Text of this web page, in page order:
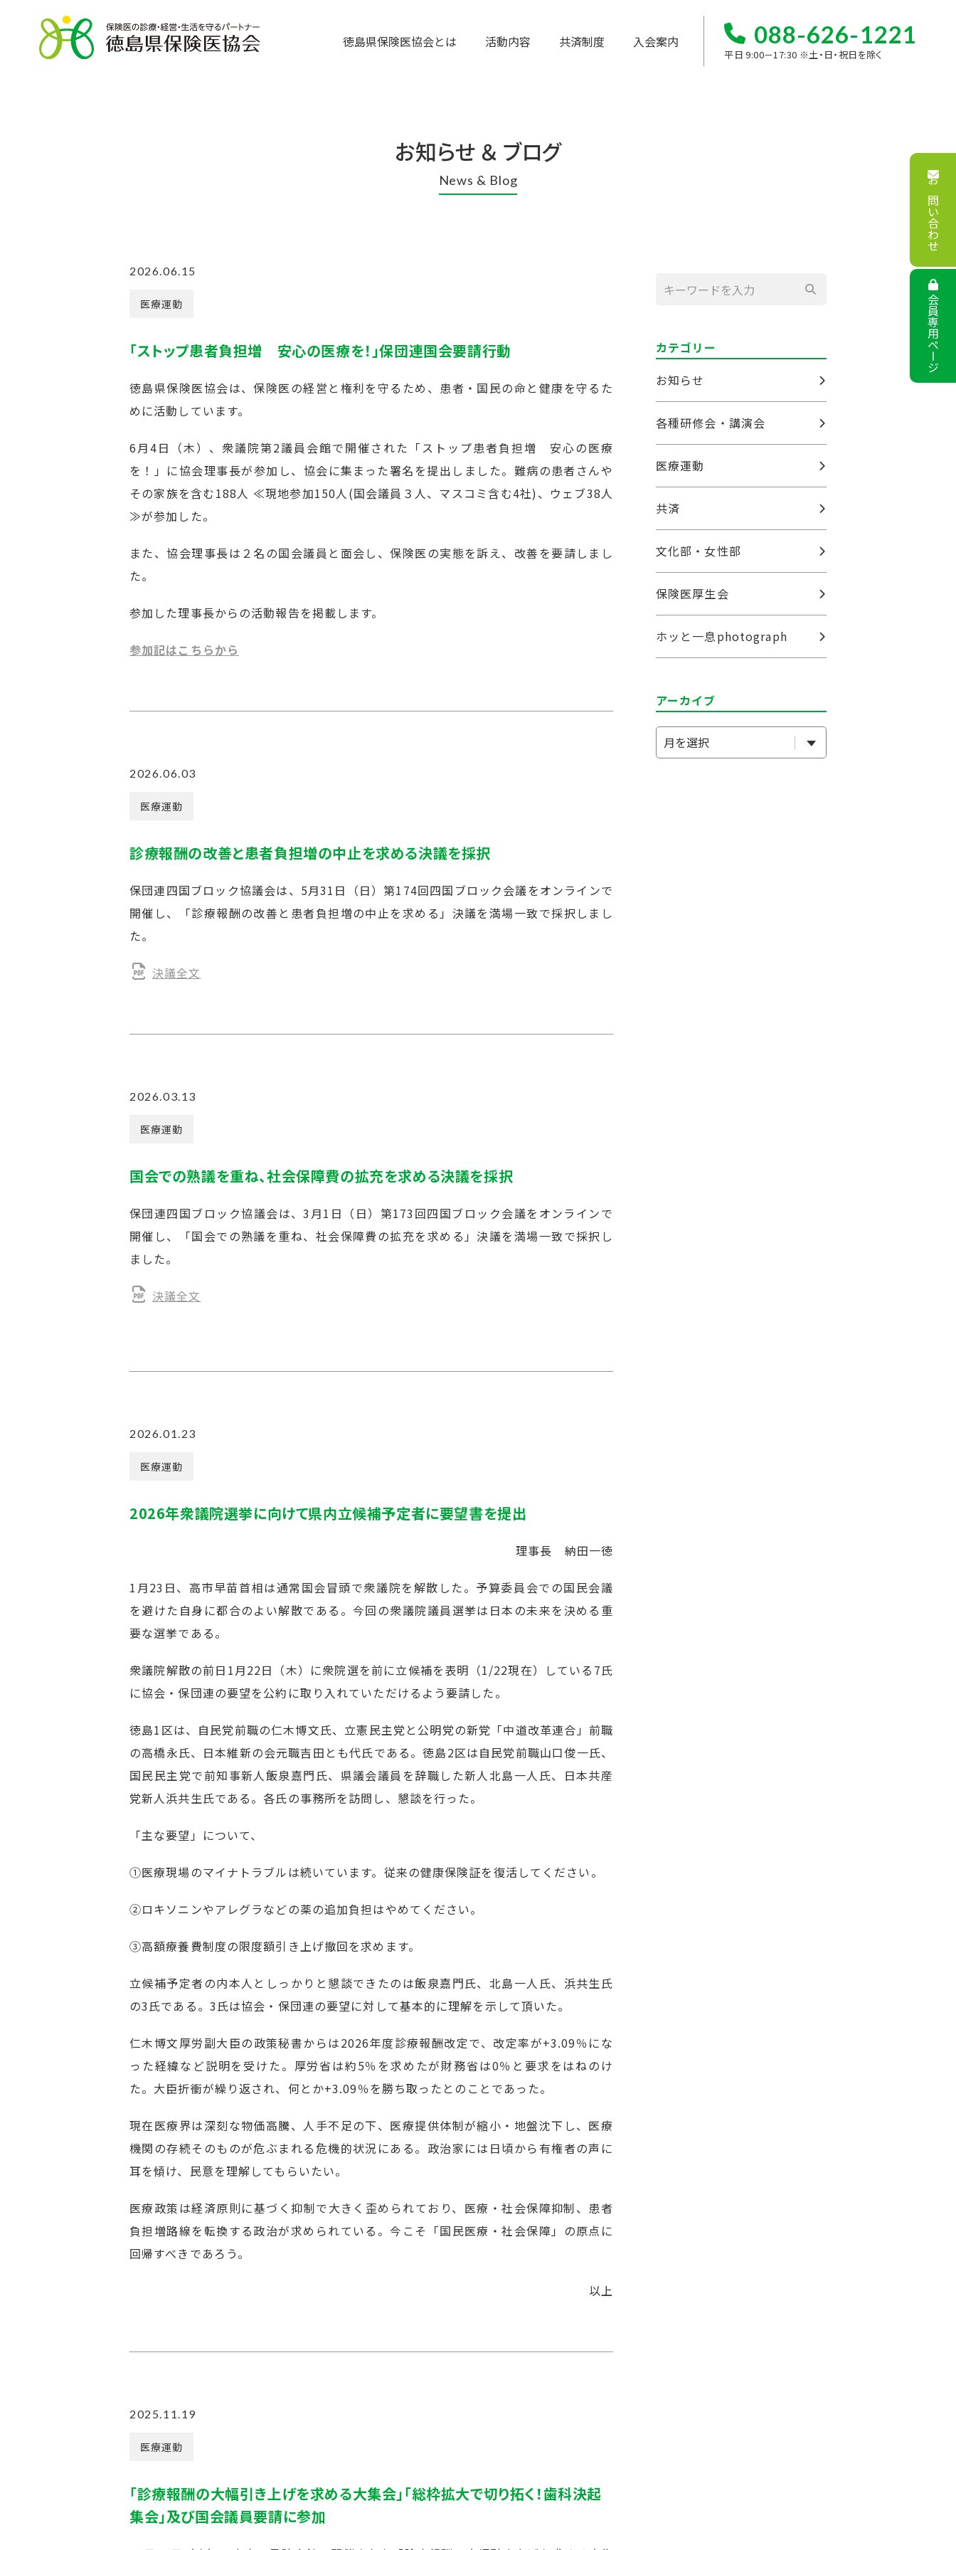
徳島県保険医協会とは 活動内容 共済制度 入会案内 088-626-1221
平日 9:00－17:30 ※土・日・祝日を除く
お知らせ ＆ ブログ
News & Blog
2026.06.15
医療運動
「ストップ患者負担増 安心の医療を！」保団連国会要請行動
徳島県保険医協会は、保険医の経営と権利を守るため、患者・国民の命と健康を守るた
めに活動しています。
6月4日（木）、衆議院第2議員会館で開催された「ストップ患者負担増 安心の医療
を！」に協会理事長が参加し、協会に集まった署名を提出しました。難病の患者さんや
その家族を含む188人 ≪現地参加150人(国会議員３人、マスコミ含む4社)、ウェブ38人
≫が参加した。
また、協会理事長は２名の国会議員と面会し、保険医の実態を訴え、改善を要請しまし
た。
参加した理事長からの活動報告を掲載します。
参加記はこちらから
2026.06.03
医療運動
診療報酬の改善と患者負担増の中止を求める決議を採択
保団連四国ブロック協議会は、5月31日（日）第174回四国ブロック会議をオンラインで
開催し、「診療報酬の改善と患者負担増の中止を求める」決議を満場一致で採択しまし
た。
決議全文
2026.03.13
医療運動
国会での熟議を重ね、社会保障費の拡充を求める決議を採択
保団連四国ブロック協議会は、3月1日（日）第173回四国ブロック会議をオンラインで
開催し、「国会での熟議を重ね、社会保障費の拡充を求める」決議を満場一致で採択し
ました。
決議全文
2026.01.23
医療運動
2026年衆議院選挙に向けて県内立候補予定者に要望書を提出
理事長 納田一徳
1月23日、高市早苗首相は通常国会冒頭で衆議院を解散した。予算委員会での国民会議
を避けた自身に都合のよい解散である。今回の衆議院議員選挙は日本の未来を決める重
要な選挙である。
衆議院解散の前日1月22日（木）に衆院選を前に立候補を表明（1/22現在）している7氏
に協会・保団連の要望を公約に取り入れていただけるよう要請した。
徳島1区は、自民党前職の仁木博文氏、立憲民主党と公明党の新党「中道改革連合」前職
の高橋永氏、日本維新の会元職吉田とも代氏である。徳島2区は自民党前職山口俊一氏、
国民民主党で前知事新人飯泉嘉門氏、県議会議員を辞職した新人北島一人氏、日本共産
党新人浜共生氏である。各氏の事務所を訪問し、懇談を行った。
「主な要望」について、
①医療現場のマイナトラブルは続いています。従来の健康保険証を復活してください。
②ロキソニンやアレグラなどの薬の追加負担はやめてください。
③高額療養費制度の限度額引き上げ撤回を求めます。
立候補予定者の内本人としっかりと懇談できたのは飯泉嘉門氏、北島一人氏、浜共生氏
の3氏である。3氏は協会・保団連の要望に対して基本的に理解を示して頂いた。
仁木博文厚労副大臣の政策秘書からは2026年度診療報酬改定で、改定率が+3.09％にな
った経緯など説明を受けた。厚労省は約5％を求めたが財務省は0％と要求をはねのけ
た。大臣折衝が繰り返され、何とか+3.09％を勝ち取ったとのことであった。
現在医療界は深刻な物価高騰、人手不足の下、医療提供体制が縮小・地盤沈下し、医療
機関の存続そのものが危ぶまれる危機的状況にある。政治家には日頃から有権者の声に
耳を傾け、民意を理解してもらいたい。
医療政策は経済原則に基づく抑制で大きく歪められており、医療・社会保障抑制、患者
負担増路線を転換する政治が求められている。今こそ「国民医療・社会保障」の原点に
回帰すべきであろう。
以上
2025.11.19
医療運動
「診療報酬の大幅引き上げを求める大集会」「総枠拡大で切り拓く！歯科決起
集会」及び国会議員要請に参加
カテゴリー
お知らせ
各種研修会・講演会
医療運動
共済
文化部・女性部
保険医厚生会
ホッと一息photograph
アーカイブ
お問い合わせ
会員専用ページ